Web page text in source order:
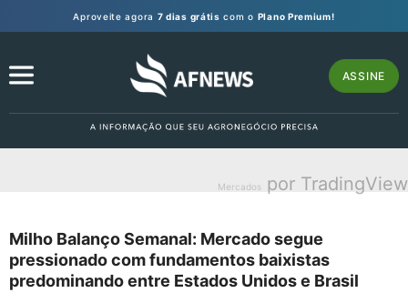
Aproveite agora 7 dias grátis com o Plano Premium!
ASSINE
Mercados por TradingView
Milho Balanço Semanal: Mercado segue
pressionado com fundamentos baixistas
predominando entre Estados Unidos e Brasil